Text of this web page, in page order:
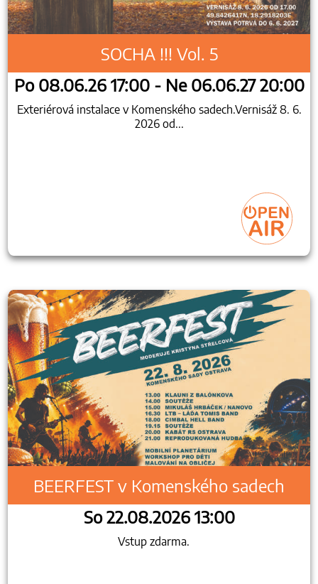
SOCHA !!! Vol. 5
Po 08.06.26 17:00 - Ne 06.06.27 20:00
Exteriérová instalace v Komenského sadech.Vernisáž 8. 6.
2026 od...
BEERFEST v Komenského sadech
So 22.08.2026 13:00
Vstup zdarma.